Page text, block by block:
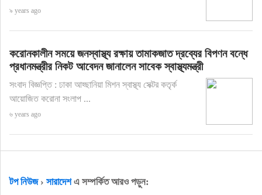
৯ years ago
করোনকালীন সময়ে জনস্বাস্থ্য রক্ষায় তামাকজাত দ্রব্যের বিপণন বন্ধে
প্রধানমন্ত্রীর নিকট আবেদন জানালেন সাবেক স্বাস্থ্যমন্ত্রী
সংবাদ বিজ্ঞপ্তি : ঢাকা আহ্ছানিয়া মিশন স্বাস্থ্য সেক্টর কতৃর্ক
আয়োজিত করোনা সংলাপ ...
৬ years ago
টপ নিউজ› সারাদেশএ সম্পর্কিত আরও পড়ুন: